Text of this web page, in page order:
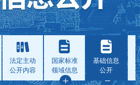
法定主动
公开内容
国家标准
领域信息
基础信息
公开